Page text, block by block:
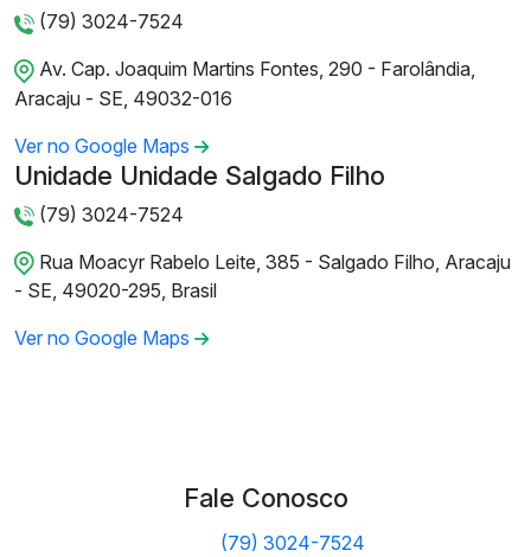
(79) 3024-7524
Av. Cap. Joaquim Martins Fontes, 290 - Farolândia,
Aracaju - SE, 49032-016
Ver no Google Maps
Unidade Unidade Salgado Filho
(79) 3024-7524
Rua Moacyr Rabelo Leite, 385 - Salgado Filho, Aracaju
- SE, 49020-295, Brasil
Ver no Google Maps
Fale Conosco
(79) 3024-7524